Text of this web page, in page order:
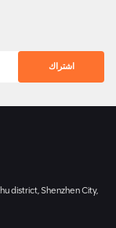
district, Shenzhen City,